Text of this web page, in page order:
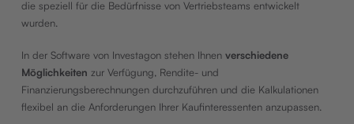
die speziell für die Bedürfnisse von Vertriebsteams entwickelt
wurden.
In der Software von Investagon stehen Ihnen verschiedene
Möglichkeiten zur Verfügung, Rendite- und
Finanzierungsberechnungen durchzuführen und die Kalkulationen
flexibel an die Anforderungen Ihrer Kaufinteressenten anzupassen.